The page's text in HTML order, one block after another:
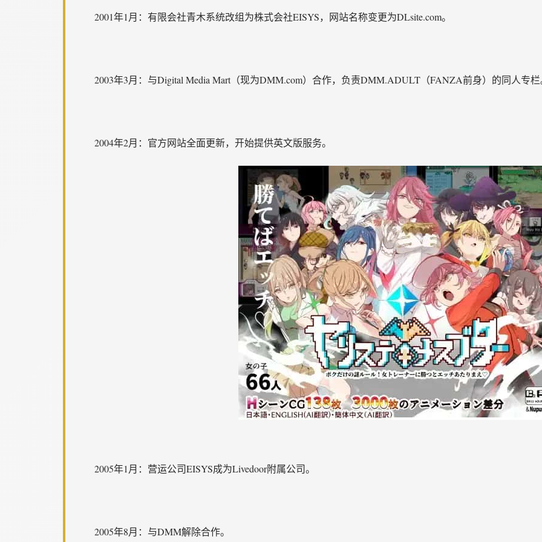
2001年1月：有限会社青木系统改组为株式会社EISYS，网站名称变更为DLsite.com。
2003年3月：与Digital Media Mart（现为DMM.com）合作，负责DMM.ADULT（FANZA前身）的同人专
2004年2月：官方网站全面更新，开始提供英文版服务。
2005年1月：营运公司EISYS成为Livedoor附属公司。
2005年8月：与DMM解除合作。